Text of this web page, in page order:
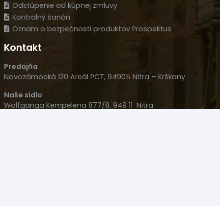
Odstúpenie od kúpnej zmluvy
Kontrolný šanón
Oznam o bezpečnosti produktov Prospektus
Kontakt
Predajňa
Novozámocká 120 Areál PCT, 94905 Nitra – Krškany
Naše sídlo
Wolfganga Kempelena 877/8, 949 11 Nitra